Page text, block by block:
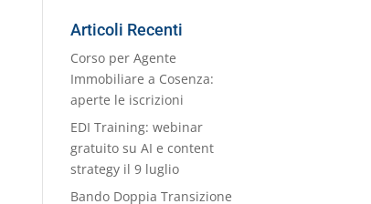
Categorie
Articoli Recenti
Corso per Agente
Immobiliare a Cosenza:
aperte le iscrizioni
EDI Training: webinar
gratuito su AI e content
strategy il 9 luglio
Bando Doppia Transizione